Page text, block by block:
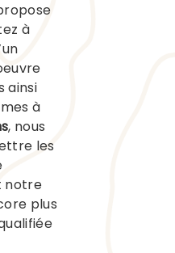
à
ainsi
à
, nous
les
notre
plus